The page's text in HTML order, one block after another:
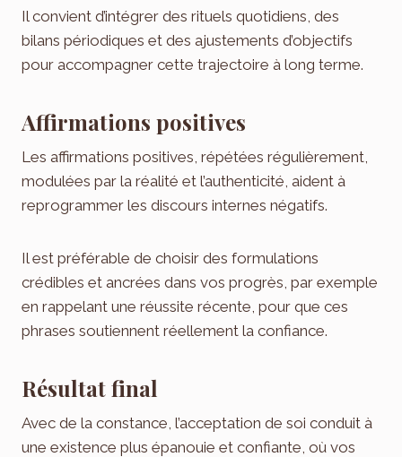
Il convient d’intégrer des rituels quotidiens, des
bilans périodiques et des ajustements d’objectifs
pour accompagner cette trajectoire à long terme.
Affirmations positives
Les affirmations positives, répétées régulièrement,
modulées par la réalité et l’authenticité, aident à
reprogrammer les discours internes négatifs.
Il est préférable de choisir des formulations
crédibles et ancrées dans vos progrès, par exemple
en rappelant une réussite récente, pour que ces
phrases soutiennent réellement la confiance.
Résultat final
Avec de la constance, l’acceptation de soi conduit à
une existence plus épanouie et confiante, où vos